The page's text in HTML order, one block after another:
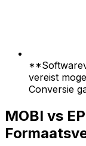
vereist
Conversie
MOBI vs